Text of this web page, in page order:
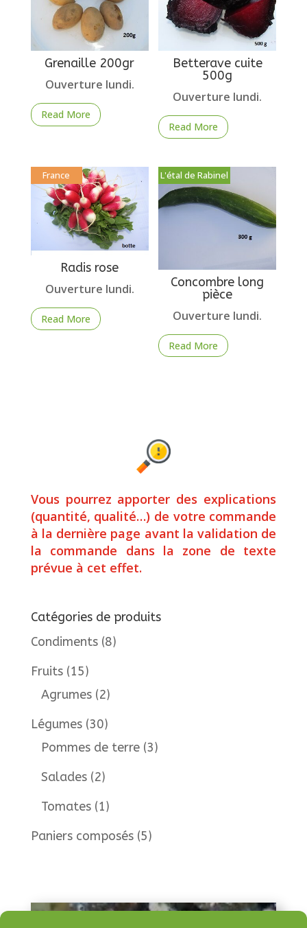
Grenaille 200gr
Ouverture lundi.
Read More
Betterave cuite
500g
Ouverture lundi.
Read More
France
Radis rose
Ouverture lundi.
Read More
L'étal de Rabinel
Concombre long
pièce
Ouverture lundi.
Read More
Vous pourrez apporter des explications
(quantité, qualité…) de votre commande
à la dernière page avant la validation de
la commande dans la zone de texte
prévue à cet effet.
Catégories de produits
Condiments (8)
Fruits (15)
Agrumes (2)
Légumes (30)
Pommes de terre (3)
Salades (2)
Tomates (1)
Paniers composés (5)